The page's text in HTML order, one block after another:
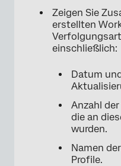
Zeigen Sie
erstellten
einschließlich:
Datum
Anzahl
die an
wurden.
Namen
Profile.